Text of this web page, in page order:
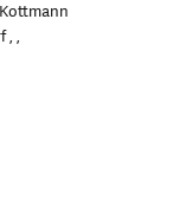
, ,